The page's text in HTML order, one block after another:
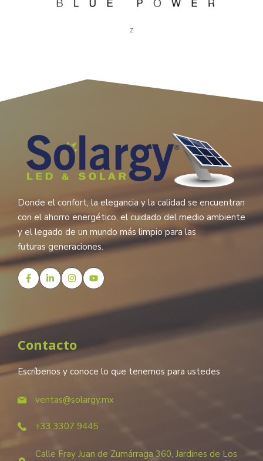
z
Donde el confort, la elegancia y la calidad se encuentran
con el ahorro energético, el cuidado del medio ambiente
y el legado de un mundo más limpio para las
futuras generaciones.
Contacto
Escríbenos y conoce lo que tenemos para ustedes
ventas@solargy.mx
+33 3307 9445
Calle Fray Juan de Zumárraga 360, Jardines de Los